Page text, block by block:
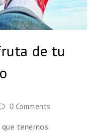
de tu
0 Comments
tenemos